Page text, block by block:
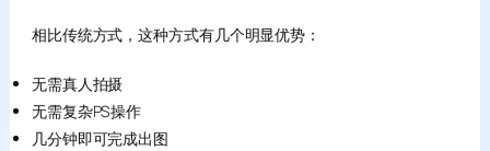
相比传统方式，这种方式有几个明显优势：
无需真人拍摄
无需复杂PS操作
几分钟即可完成出图